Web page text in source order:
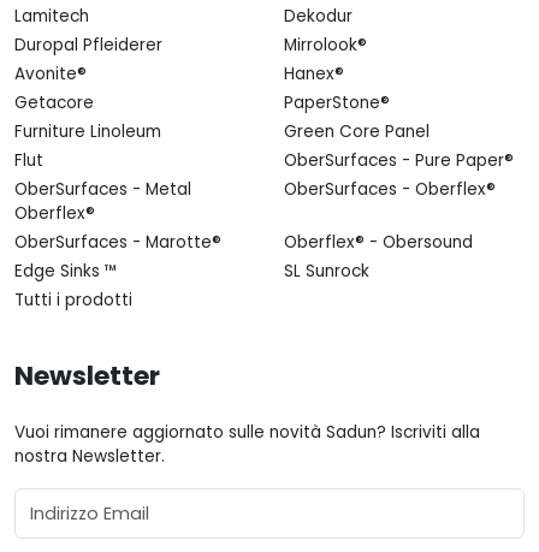
Lamitech
Dekodur
Duropal Pfleiderer
Mirrolook®
Avonite®
Hanex®
Getacore
PaperStone®
Furniture Linoleum
Green Core Panel
Flut
OberSurfaces - Pure Paper®
OberSurfaces - Metal
Oberflex®
OberSurfaces - Oberflex®
OberSurfaces - Marotte®
Oberflex® - Obersound
Edge Sinks ™
SL Sunrock
Tutti i prodotti
Newsletter
Vuoi rimanere aggiornato sulle novità Sadun? Iscriviti alla
nostra Newsletter.
Email